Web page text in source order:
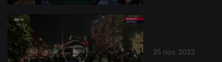
25 nov. 2023